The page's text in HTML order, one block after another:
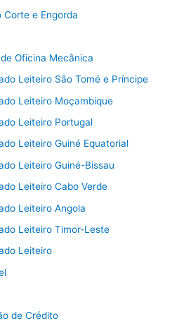
Corte e Engorda
Oficina Mecânica
Leiteiro São Tomé e Príncipe
Leiteiro Moçambique
Leiteiro Portugal
Leiteiro Guiné Equatorial
Leiteiro Guiné-Bissau
Leiteiro Cabo Verde
Leiteiro Angola
Leiteiro Timor-Leste
Leiteiro
de Crédito